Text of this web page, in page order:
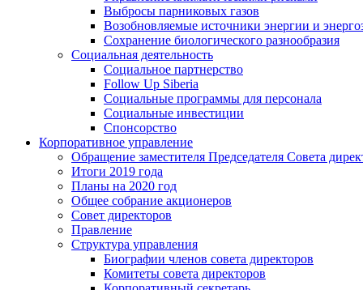
Выбросы парниковых газов
Возобновляемые источники энергии и
Сохранение биологического разнообразия
Социальная деятельность
Социальное партнерство
Follow Up Siberia
Социальные программы для персонала
Социальные инвестиции
Спонсорство
Корпоративное управление
Обращение заместителя Председателя Совета
Итоги 2019 года
Планы на 2020 год
Общее собрание акционеров
Совет директоров
Правление
Структура управления
Биографии членов совета директоров
Комитеты совета директоров